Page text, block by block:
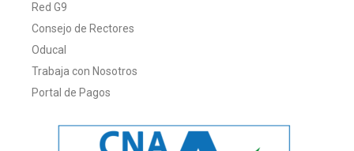
Red G9
Consejo de Rectores
Oducal
Trabaja con Nosotros
Portal de Pagos